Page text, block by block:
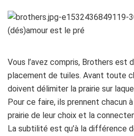
Vous l’avez compris, Brothers est
placement de tuiles. Avant toute
doivent délimiter la prairie sur
Pour ce faire, ils prennent chacun
prairie de leur choix et la
La subtilité est qu’à la différence